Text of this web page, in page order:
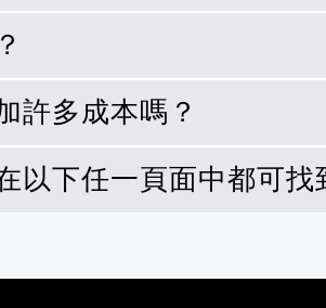
，我們都能協助您建置 Data Fabric
，就可以將專案交付速度提高八倍
間，並以 99.999% 的可用度消除
許多成本嗎？
for SAP，您可以使用資料管
節省 70% 的雲端儲存成本。
以下任一頁面中都可找
端服務災難恢復如何協助保護您